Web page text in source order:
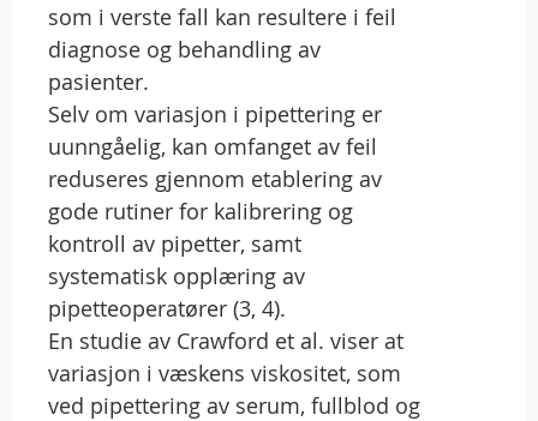
som i verste fall kan resultere i feil
diagnose og behandling av
pasienter.
Selv om variasjon i pipettering er
uunngåelig, kan omfanget av feil
reduseres gjennom etablering av
gode rutiner for kalibrering og
kontroll av pipetter, samt
systematisk opplæring av
pipetteoperatører (3, 4).
En studie av Crawford et al. viser at
variasjon i væskens viskositet, som
ved pipettering av serum, fullblod og